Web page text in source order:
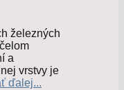
železných
a
vrstvy je
ďalej...